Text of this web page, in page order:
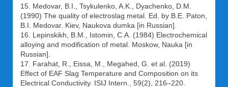
15. Medovar, B.I., Tsykulenko, A.K., Dyachenko, D.M.
(1990) The quality of electroslag metal. Ed. by B.E. Paton,
B.I. Medovar. Kiev, Naukova dumka [in Russian].
16. Lepinskikh, B.M., Istomin, C.A. (1984) Electrochemical
alloying and modification of metal. Moskow, Nauka [in
Russian].
17. Farahat, R., Eissa, M., Megahed, G. et al. (2019)
Effect of EAF Slag Temperature and Composition on its
Electrical Conductivity. ISIJ Intern., 59(2), 216–220.